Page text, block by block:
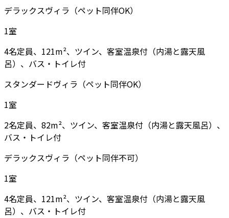
デラックスヴィラ（ペット同伴OK）
1室
4名定員、121m²、ツイン、客室温泉付（内湯と露天風
呂）、バス・トイレ付
スタンダードヴィラ（ペット同伴OK）
1室
2名定員、82m²、ツイン、客室温泉付（内湯と露天風呂）、
バス・トイレ付
デラックスヴィラ（ペット同伴不可）
1室
4名定員、121m²、ツイン、客室温泉付（内湯と露天風
呂）、バス・トイレ付